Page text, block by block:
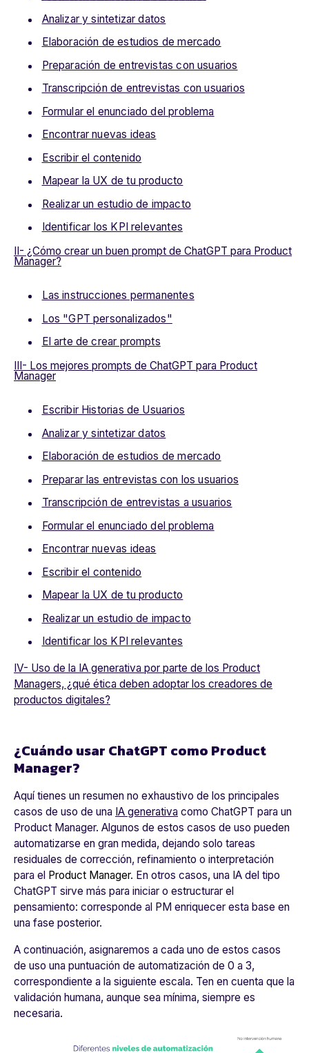
Analizar y sintetizar datos
Elaboración de estudios de mercado
Preparación de entrevistas con usuarios
Transcripción de entrevistas con usuarios
Formular el enunciado del problema
Encontrar nuevas ideas
Escribir el contenido
Mapear la UX de tu producto
Realizar un estudio de impacto
Identificar los KPI relevantes
II- ¿Cómo crear un buen prompt de ChatGPT para Product
Manager?
Las instrucciones permanentes
Los "GPT personalizados"
El arte de crear prompts
III- Los mejores prompts de ChatGPT para Product
Manager
Escribir Historias de Usuarios
Analizar y sintetizar datos
Elaboración de estudios de mercado
Preparar las entrevistas con los usuarios
Transcripción de entrevistas a usuarios
Formular el enunciado del problema
Encontrar nuevas ideas
Escribir el contenido
Mapear la UX de tu producto
Realizar un estudio de impacto
Identificar los KPI relevantes
IV- Uso de la IA generativa por parte de los Product
Managers, ¿qué ética deben adoptar los creadores de
productos digitales?
¿Cuándo usar ChatGPT como Product
Manager?
Aquí tienes un resumen no exhaustivo de los principales
casos de uso de una IA generativa como ChatGPT para un
Product Manager. Algunos de estos casos de uso pueden
automatizarse en gran medida, dejando solo tareas
residuales de corrección, refinamiento o interpretación
para el Product Manager. En otros casos, una IA del tipo
ChatGPT sirve más para iniciar o estructurar el
pensamiento: corresponde al PM enriquecer esta base en
una fase posterior.
A continuación, asignaremos a cada uno de estos casos
de uso una puntuación de automatización de 0 a 3,
correspondiente a la siguiente escala. Ten en cuenta que la
validación humana, aunque sea mínima, siempre es
necesaria.